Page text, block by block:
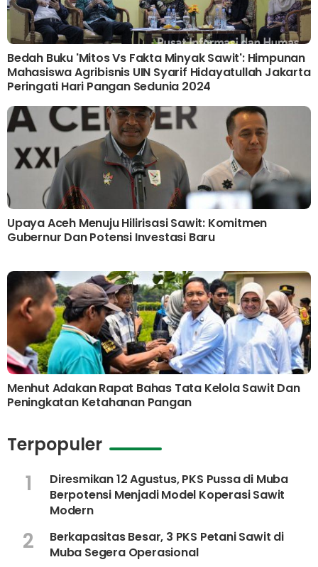
Bedah Buku 'Mitos Vs Fakta Minyak Sawit': Himpunan
Mahasiswa Agribisnis UIN Syarif Hidayatullah Jakarta
Peringati Hari Pangan Sedunia 2024
Upaya Aceh Menuju Hilirisasi Sawit: Komitmen
Gubernur Dan Potensi Investasi Baru
Menhut Adakan Rapat Bahas Tata Kelola Sawit Dan
Peningkatan Ketahanan Pangan
Terpopuler
1
Diresmikan 12 Agustus, PKS Pussa di Muba
Berpotensi Menjadi Model Koperasi Sawit
Modern
2
Berkapasitas Besar, 3 PKS Petani Sawit di
Muba Segera Operasional